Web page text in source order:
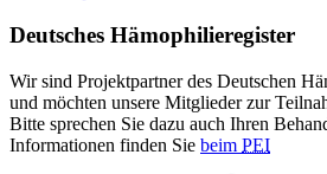
Deutsches Hämophilieregister
Wir sind Projektpartner des Deutschen
und möchten unsere Mitglieder zur
Bitte sprechen Sie dazu auch Ihren
Informationen finden Sie beim PEI